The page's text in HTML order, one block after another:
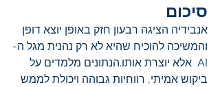
סיכום
אנבידיה הציגה רבעון חזק באופן יוצא דופן
והמשיכה להוכיח שהיא לא רק נהנית מגל ה-
AI  אלא יוצרת אותו.הנתונים מלמדים על
ביקוש אמיתי, רווחיות גבוהה ויכולת לממש